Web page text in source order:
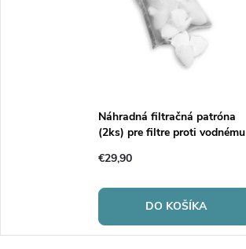
Náhradná filtračná patróna
(2ks) pre filtre proti vodnému
€29,90
DO KOŠÍKA